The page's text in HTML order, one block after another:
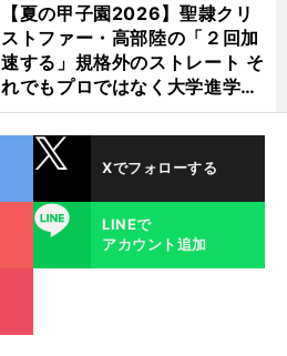
【夏の甲子園2026】聖隷クリ
ストファー・高部陸の「２回加
速する」規格外のストレート そ
れでもプロではなく大学進学を
選ぶ理由
Xでフォローする
LINE
LINEで
アカウント追加